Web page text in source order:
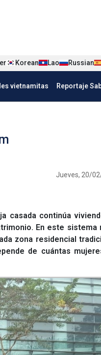
nha
Korean Lao Russian
vietnamitas Reportaje
Jueves, 20/
casada continúa
En este sistema
zona residencial
de cuántas